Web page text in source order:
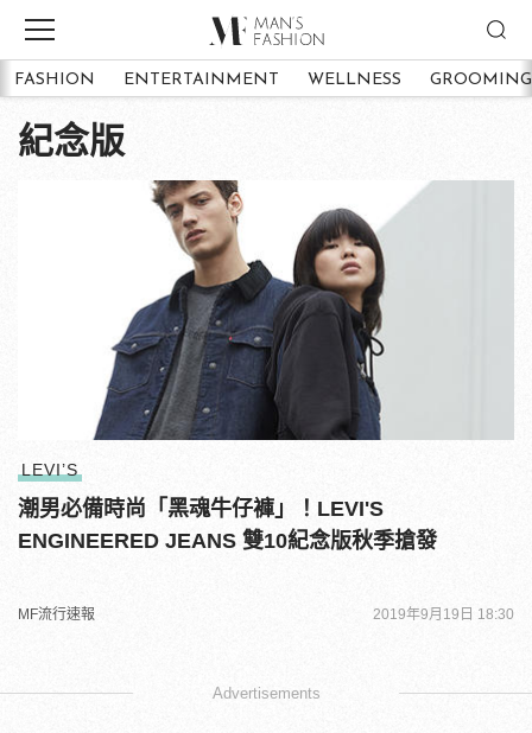
FASHION ENTERTAINMENT WELLNESS GROOMING
紀念版
LEVI’S
潮男必備時尚「黑魂牛仔褲」！LEVI'S
ENGINEERED JEANS 雙10紀念版秋季搶發
MF流行速報 2019年9月19日 18:30
Advertisements